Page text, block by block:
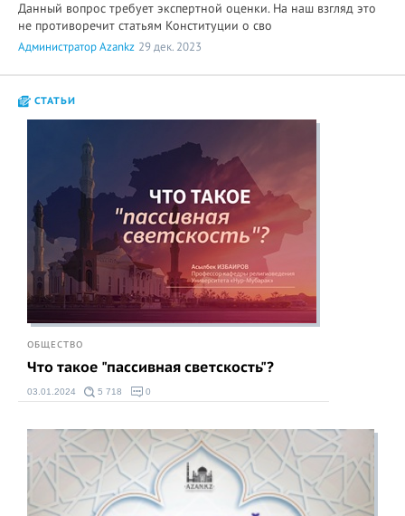
Данный вопрос требует экспертной оценки. На наш взгляд это
не противоречит статьям Конституции о сво
Администратор Azankz 29 дек. 2023
СТАТЬИ
ОБЩЕСТВО
Что такое "пассивная светскость"?
03.01.2024 5 718 0